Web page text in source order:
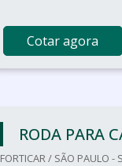
Cotar agora
RODA PARA
FORTICAR / SÃO PAULO -